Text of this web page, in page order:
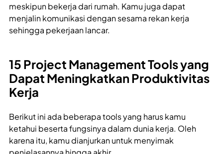
meskipun bekerja dari rumah. Kamu juga dapat
menjalin komunikasi dengan sesama rekan kerja
sehingga pekerjaan lancar.
15 Project Management Tools yang
Dapat Meningkatkan Produktivitas
Kerja
Berikut ini ada beberapa tools yang harus kamu
ketahui beserta fungsinya dalam dunia kerja. Oleh
karena itu, kamu dianjurkan untuk menyimak